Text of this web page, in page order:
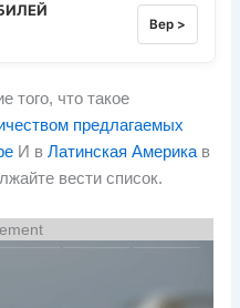
Вер >
того, что такое
предлагаемых
И вЛатинская Америкав
вести список.